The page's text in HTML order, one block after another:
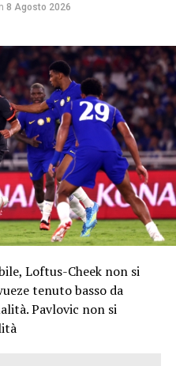
8 Agosto 2026
Loftus-Cheek non si
tenuto basso da
Pavlovic non si